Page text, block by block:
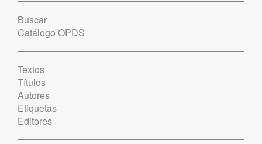
Buscar
Catálogo OPDS
Textos
Títulos
Autores
Etiquetas
Editores